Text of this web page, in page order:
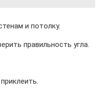
и потолку.
правильность угла.